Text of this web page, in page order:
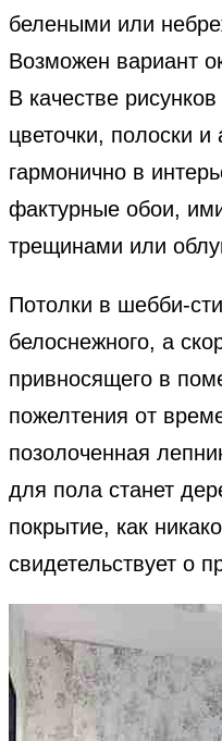
белеными или
Возможен вариант
В качестве
цветочки, полоски и
гармонично в
фактурные обои,
трещинами или
Потолки в шебби-
белоснежного, а
привносящего в
пожелтения от
позолоченная
для пола станет
покрытие, как
свидетельствует о